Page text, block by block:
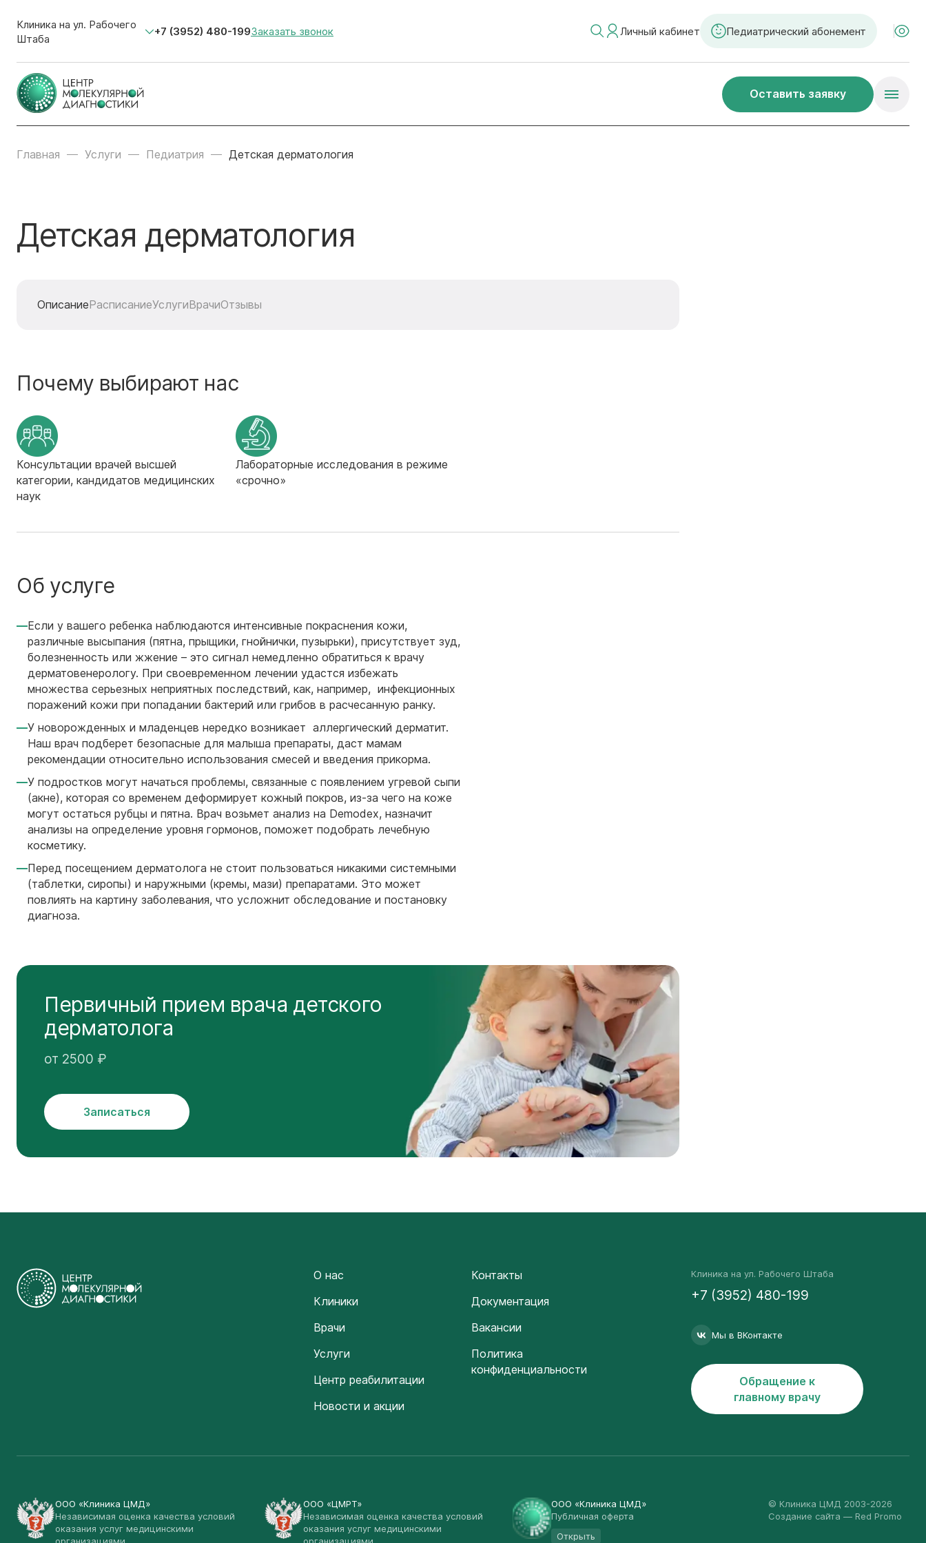
Клиника на ул. Рабочего
Штаба
+7 (3952) 480-199Заказать звонок Личный кабинет Педиатрический абонемент
Оставить заявку
Главная Услуги Педиатрия Детская дерматология
Детская дерматология
ОписаниеРасписаниеУслугиВрачиОтзывы
Почему выбирают нас
Консультации врачей высшей
категории, кандидатов медицинских
наук
Лабораторные исследования в режиме
«срочно»
Об услуге
Если у вашего ребенка наблюдаются интенсивные покраснения кожи,
различные высыпания (пятна, прыщики, гнойнички, пузырьки), присутствует зуд,
болезненность или жжение – это сигнал немедленно обратиться к врачу
дерматовенерологу. При своевременном лечении удастся избежать
множества серьезных неприятных последствий, как, например, инфекционных
поражений кожи при попадании бактерий или грибов в расчесанную ранку.
У новорожденных и младенцев нередко возникает аллергический дерматит.
Наш врач подберет безопасные для малыша препараты, даст мамам
рекомендации относительно использования смесей и введения прикорма.
У подростков могут начаться проблемы, связанные с появлением угревой сыпи
(акне), которая со временем деформирует кожный покров, из-за чего на коже
могут остаться рубцы и пятна. Врач возьмет анализ на Demodex, назначит
анализы на определение уровня гормонов, поможет подобрать лечебную
косметику.
Перед посещением дерматолога не стоит пользоваться никакими системными
(таблетки, сиропы) и наружными (кремы, мази) препаратами. Это может
повлиять на картину заболевания, что усложнит обследование и постановку
диагноза.
Первичный прием врача детского
дерматолога
от 2500 ₽
Записаться
О нас
Клиники
Врачи
Услуги
Центр реабилитации
Новости и акции
Контакты
Документация
Вакансии
Политика
конфиденциальности
Клиника на ул. Рабочего Штаба
+7 (3952) 480-199
Мы в ВКонтакте
Обращение к
главному врачу
ООО «Клиника ЦМД»
Независимая оценка качества условий
оказания услуг медицинскими
ООО «ЦМРТ»
Независимая оценка качества условий
оказания услуг медицинскими
ООО «Клиника ЦМД»
Публичная оферта
Открыть
© Клиника ЦМД 2003-2026
Создание сайта — Red Promo